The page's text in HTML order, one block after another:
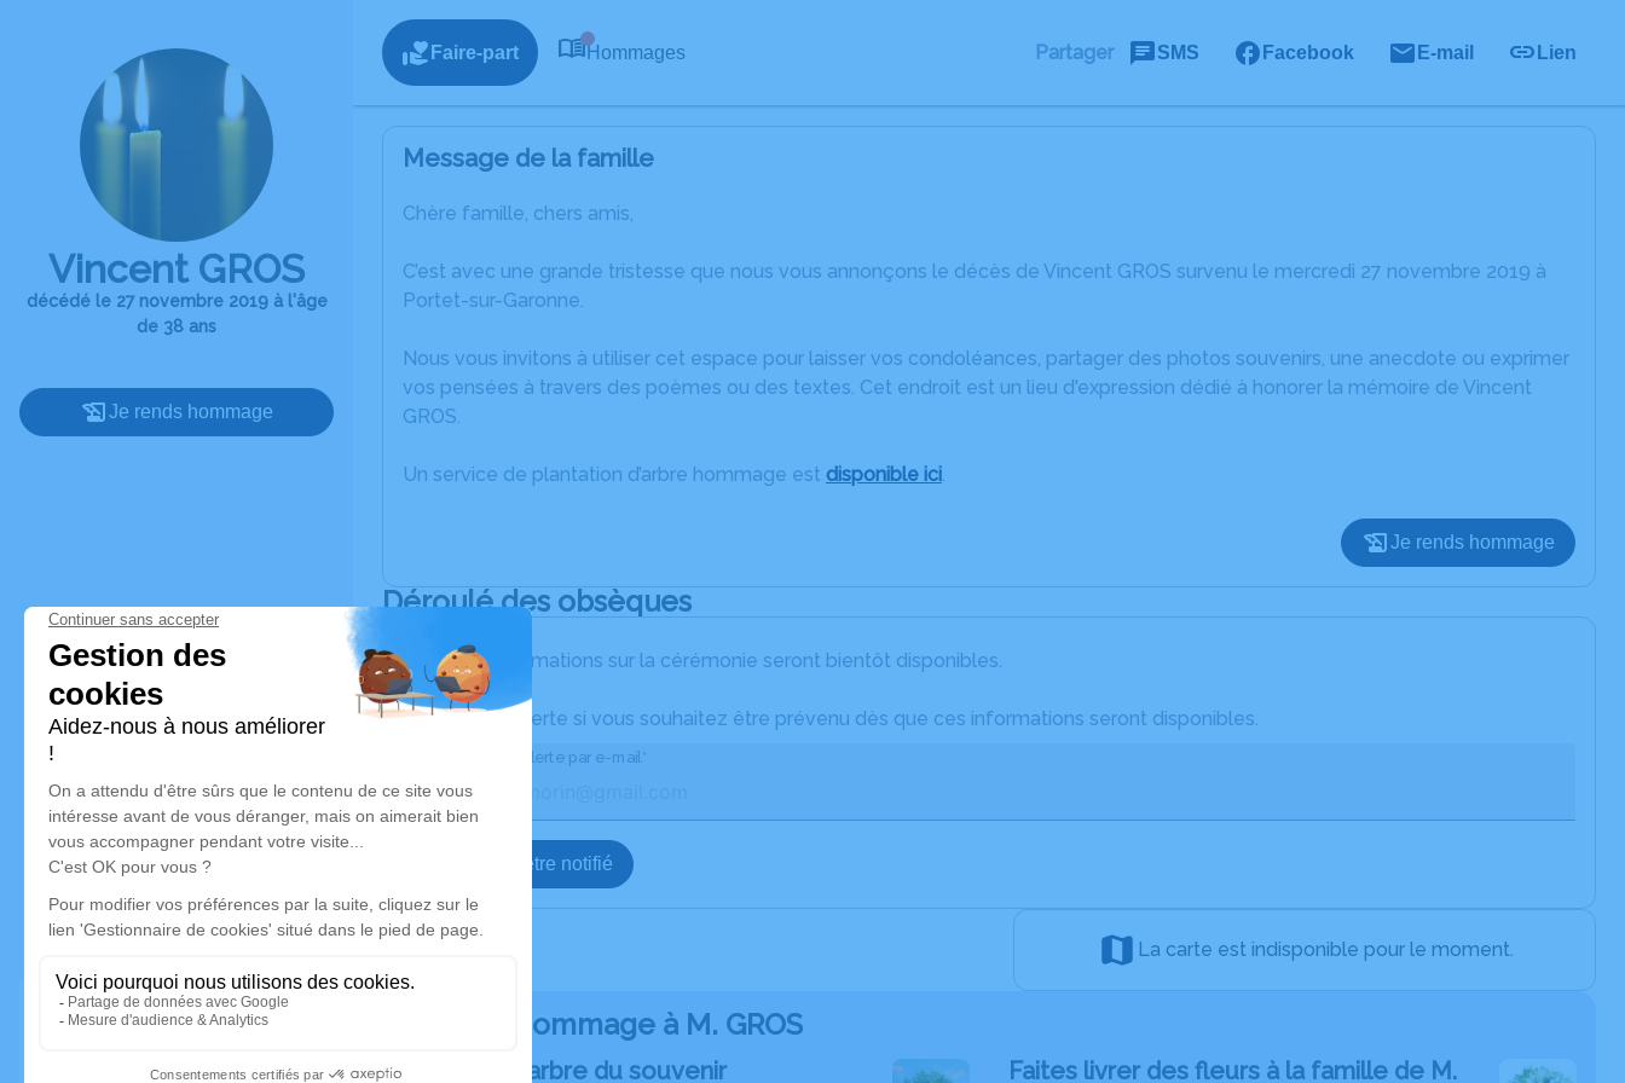
Vincent GROS
décédé le 27 novembre 2019 à l'âge
de 38 ans
Je rends hommage
Faire-part Hommages Partager SMS Facebook E-mail Lien
Message de la famille
Chère famille, chers amis,
C’est avec une grande tristesse que nous vous annonçons le décès de Vincent GROS survenu le mercredi 27 novembre 2019 à
Portet-sur-Garonne.
Nous vous invitons à utiliser cet espace pour laisser vos condoléances, partager des photos souvenirs, une anecdote ou exprimer
vos pensées à travers des poèmes ou des textes. Cet endroit est un lieu d'expression dédié à honorer la mémoire de Vincent
GROS.
Un service de plantation d’arbre hommage est disponible ici.
Je rends hommage
Déroulé des obsèques
Les informations sur la cérémonie seront bientôt disponibles.
Activez une alerte si vous souhaitez être prévenu dès que ces informations seront disponibles.
Recevoir une alerte par e-mail*
Je veux être notifié
La carte est indisponible pour le moment.
Rendez hommage à M. GROS
Plantez un arbre du souvenir
Faites livrer des fleurs à la famille de M.